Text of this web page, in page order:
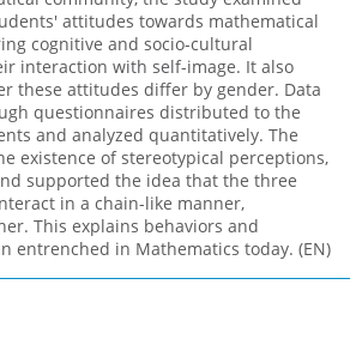
attitudes towards mathematical
cognitive and socio-cultural
interaction with self-image. It also
these attitudes differ by gender. Data
questionnaires distributed to the
and analyzed quantitatively. The
existence of stereotypical perceptions,
supported the idea that the three
in a chain-like manner,
This explains behaviors and
entrenched in Mathematics today. (EN)